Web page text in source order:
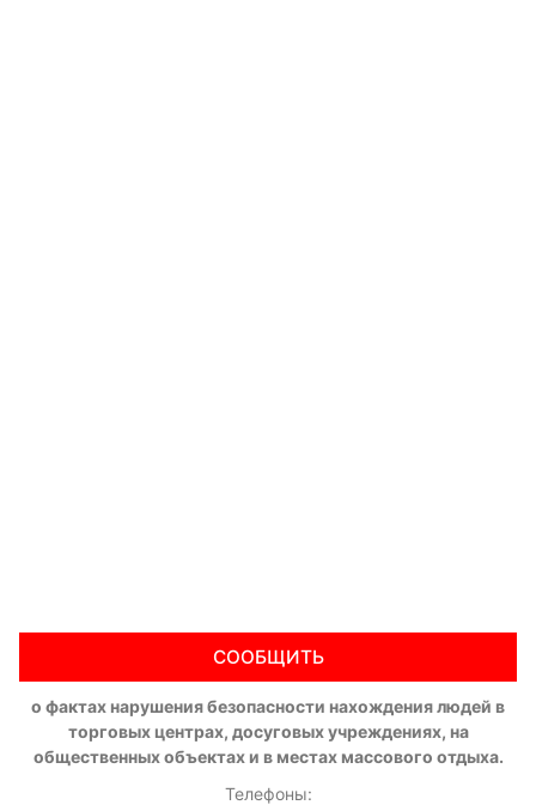
СООБЩИТЬ
о фактах нарушения безопасности нахождения людей в
торговых центрах, досуговых учреждениях, на
общественных объектах и в местах массового отдыха.
Телефоны: